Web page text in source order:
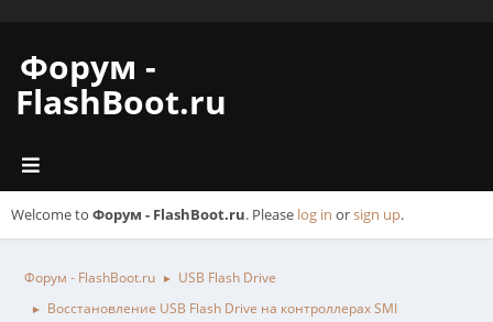
Форум -
FlashBoot.ru
Welcome to Форум - FlashBoot.ru. Please log in orsign up.
Форум - FlashBoot.ru ► USB Flash Drive
►
Восстановление USB Flash Drive на контроллерах SMI